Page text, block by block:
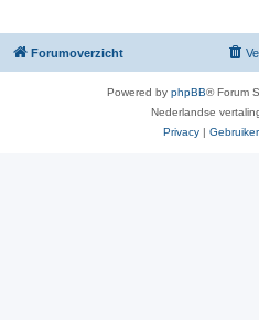
Forumoverzicht
Powered by phpBB® Forum
Nederlandse
Privacy |